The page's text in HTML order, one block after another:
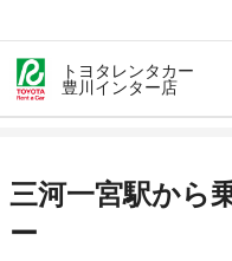
トヨタレンタカー
豊川インター店
アクセス 豊川駅より
三河一宮駅から
ー